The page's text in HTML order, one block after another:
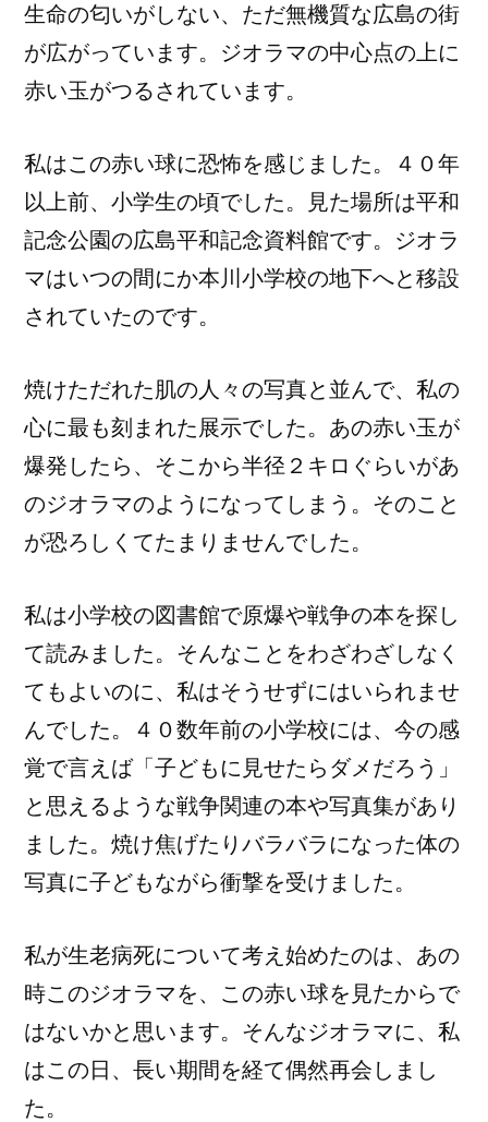
生命の匂いがしない、ただ無機質な広島の街
が広がっています。ジオラマの中心点の上に
赤い玉がつるされています。
私はこの赤い球に恐怖を感じました。４０年
以上前、小学生の頃でした。見た場所は平和
記念公園の広島平和記念資料館です。ジオラ
マはいつの間にか本川小学校の地下へと移設
されていたのです。
焼けただれた肌の人々の写真と並んで、私の
心に最も刻まれた展示でした。あの赤い玉が
爆発したら、そこから半径２キロぐらいがあ
のジオラマのようになってしまう。そのこと
が恐ろしくてたまりませんでした。
私は小学校の図書館で原爆や戦争の本を探し
て読みました。そんなことをわざわざしなく
てもよいのに、私はそうせずにはいられませ
んでした。４０数年前の小学校には、今の感
覚で言えば「子どもに見せたらダメだろう」
と思えるような戦争関連の本や写真集があり
ました。焼け焦げたりバラバラになった体の
写真に子どもながら衝撃を受けました。
私が生老病死について考え始めたのは、あの
時このジオラマを、この赤い球を見たからで
はないかと思います。そんなジオラマに、私
はこの日、長い期間を経て偶然再会しまし
た。